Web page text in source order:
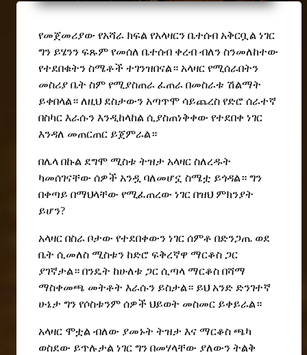
የመጀመሪያው የአሻራ ክፍል የአላዛርን ቤተሰብ አቅርቧል ነገር
ግን ይሄንን ፍጹም የመሰለ ቤተሰብ ቀረብ ብለን ስንመለከተው
የተደበቁትን ስሜቶች ተገንዝበናል። አላዛር የሚሰራበትን
መስሪያ ቤት ስም የሚያስጠራ ፈጠራ በመስራቱ ሽልማት
ይቀበላል። ለዚህ ደስታውን አጣጥሞ ሳይጨረስ የድሮ ሰራተኛ
በስካር እራሱን እንዲከላከል ሲያስጠነቅቀው የተደበቀ ነገር
እንዳለ መጠርጠር ይጀምራል።
በሌላ በኩል ደግሞ ሚስቱ ትዝታ አላዛር ስለረዱት
ካመሰገናቸው ሰዎች አንዷ ባለመሆኗ ስሜቷ ይጎዳል። ግን
በቀጣይ በማህላቸው የሚፈጠረው ነገር በዝህ ምክንያት
ይሆን?
አላዛር በስራ ቦታው የተደበቀውን ነገር ሰምቶ በድንጋጤ ወደ
ቤት ሲመለስ ሚስቱን ከድሮ ፍቅረኛዋ ማርቆስ ጋር
ያገኛታል። በንዴት ከሁለቱ ጋር ሲጣላ ማርቆስ በሻማ
ማስቀመጫ መትቶት እራሱን ይስታል። ይህ አንድ ድንገተኛ
ሁኔታ ግን የሶስቱንም ሰዎች ህይወት መስመር ይቀይራል።
አላዛር ሞቷል ብለው ያመኑት ትዝታ እና ማርቆስ ጫካ
ወስደው ይጥሉታል ነገር ግን በመሃላቸው ያለውን ትልቅ